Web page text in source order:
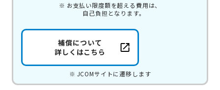
お支払い限度額を超える費用は、
自己負担となります。
補償について
詳しくはこちら
JCOMサイトに遷移します